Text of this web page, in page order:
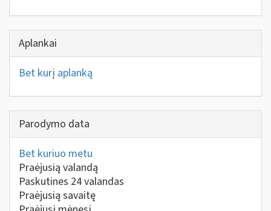
Aplankai
Bet kurį aplanką
Parodymo data
Bet kuriuo metu
Praėjusią valandą
Paskutines 24 valandas
Praėjusią savaitę